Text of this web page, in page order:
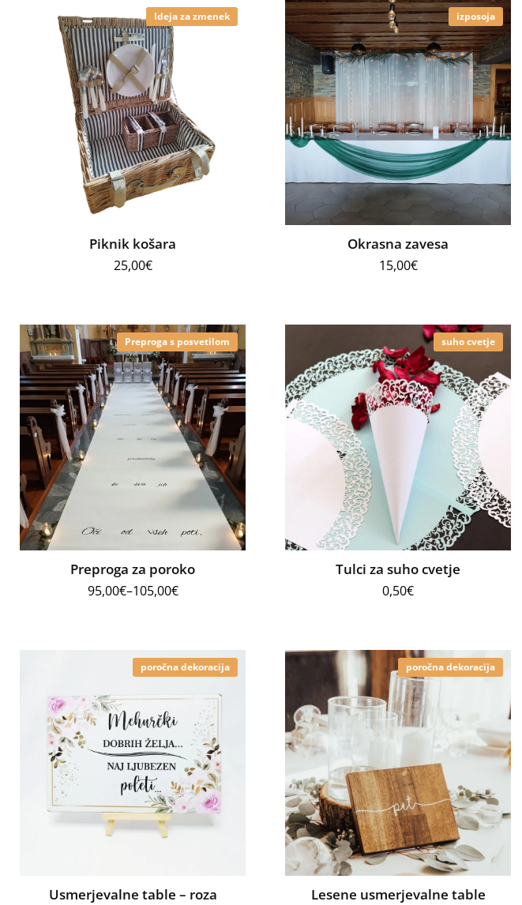
Ideja za zmenek
Piknik košara
25,00€
izposoja
Okrasna zavesa
15,00€
Preproga s posvetilom
Preproga za poroko
95,00€–105,00€
suho cvetje
Tulci za suho cvetje
0,50€
poročna dekoracija
Usmerjevalne table – roza
poročna dekoracija
Lesene usmerjevalne table